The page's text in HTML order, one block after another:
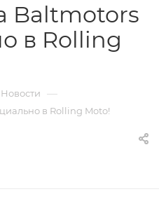
Baltmotors
в Rolling
Новости —
в Rolling Moto!